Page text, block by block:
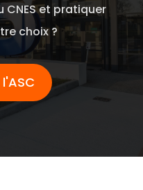
et pratiquer
choix ?